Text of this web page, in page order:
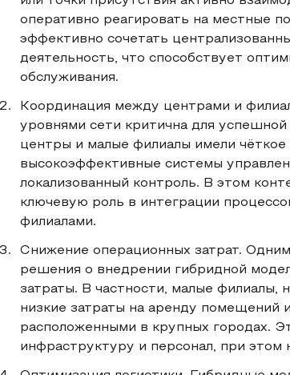
оперативно реагировать на местные
эффективно сочетать
деятельность, что способствует
обслуживания.
Координация между центрами и
уровнями сети критична для
центры и малые филиалы имели
высокоэффективные системы
локализованный контроль. В этом
ключевую роль в интеграции
филиалами.
Снижение операционных затрат.
решения о внедрении гибридной
затраты. В частности, малые филиалы,
низкие затраты на аренду помещений
расположенными в крупных городах.
инфраструктуру и персонал, при этом